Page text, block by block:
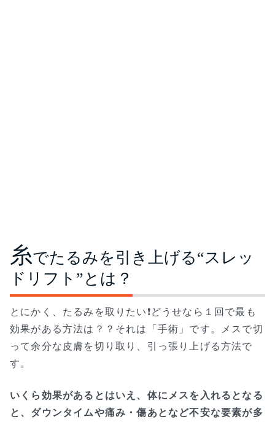
糸でたるみを引き上げる“スレッ
ドリフト”とは？
とにかく、たるみを取りたい❗どうせなら１回で最も
効果がある方法は？？それは「手術」です。メスで切
って余分な皮膚を切り取り、引っ張り上げる方法で
す。
いくら効果があるとはいえ、体にメスを入れるとなる
と、ダウンタイムや痛み・傷あとなど不安な要素が多